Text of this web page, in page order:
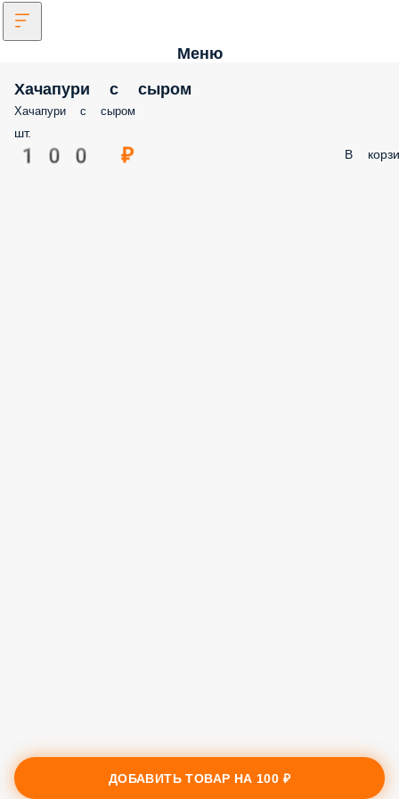
Меню
Хачапури с сыром
Хачапури с сыром
шт.
100 ₽ В
ДОБАВИТЬ ТОВАР НА 100 ₽